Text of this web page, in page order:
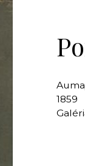
1859